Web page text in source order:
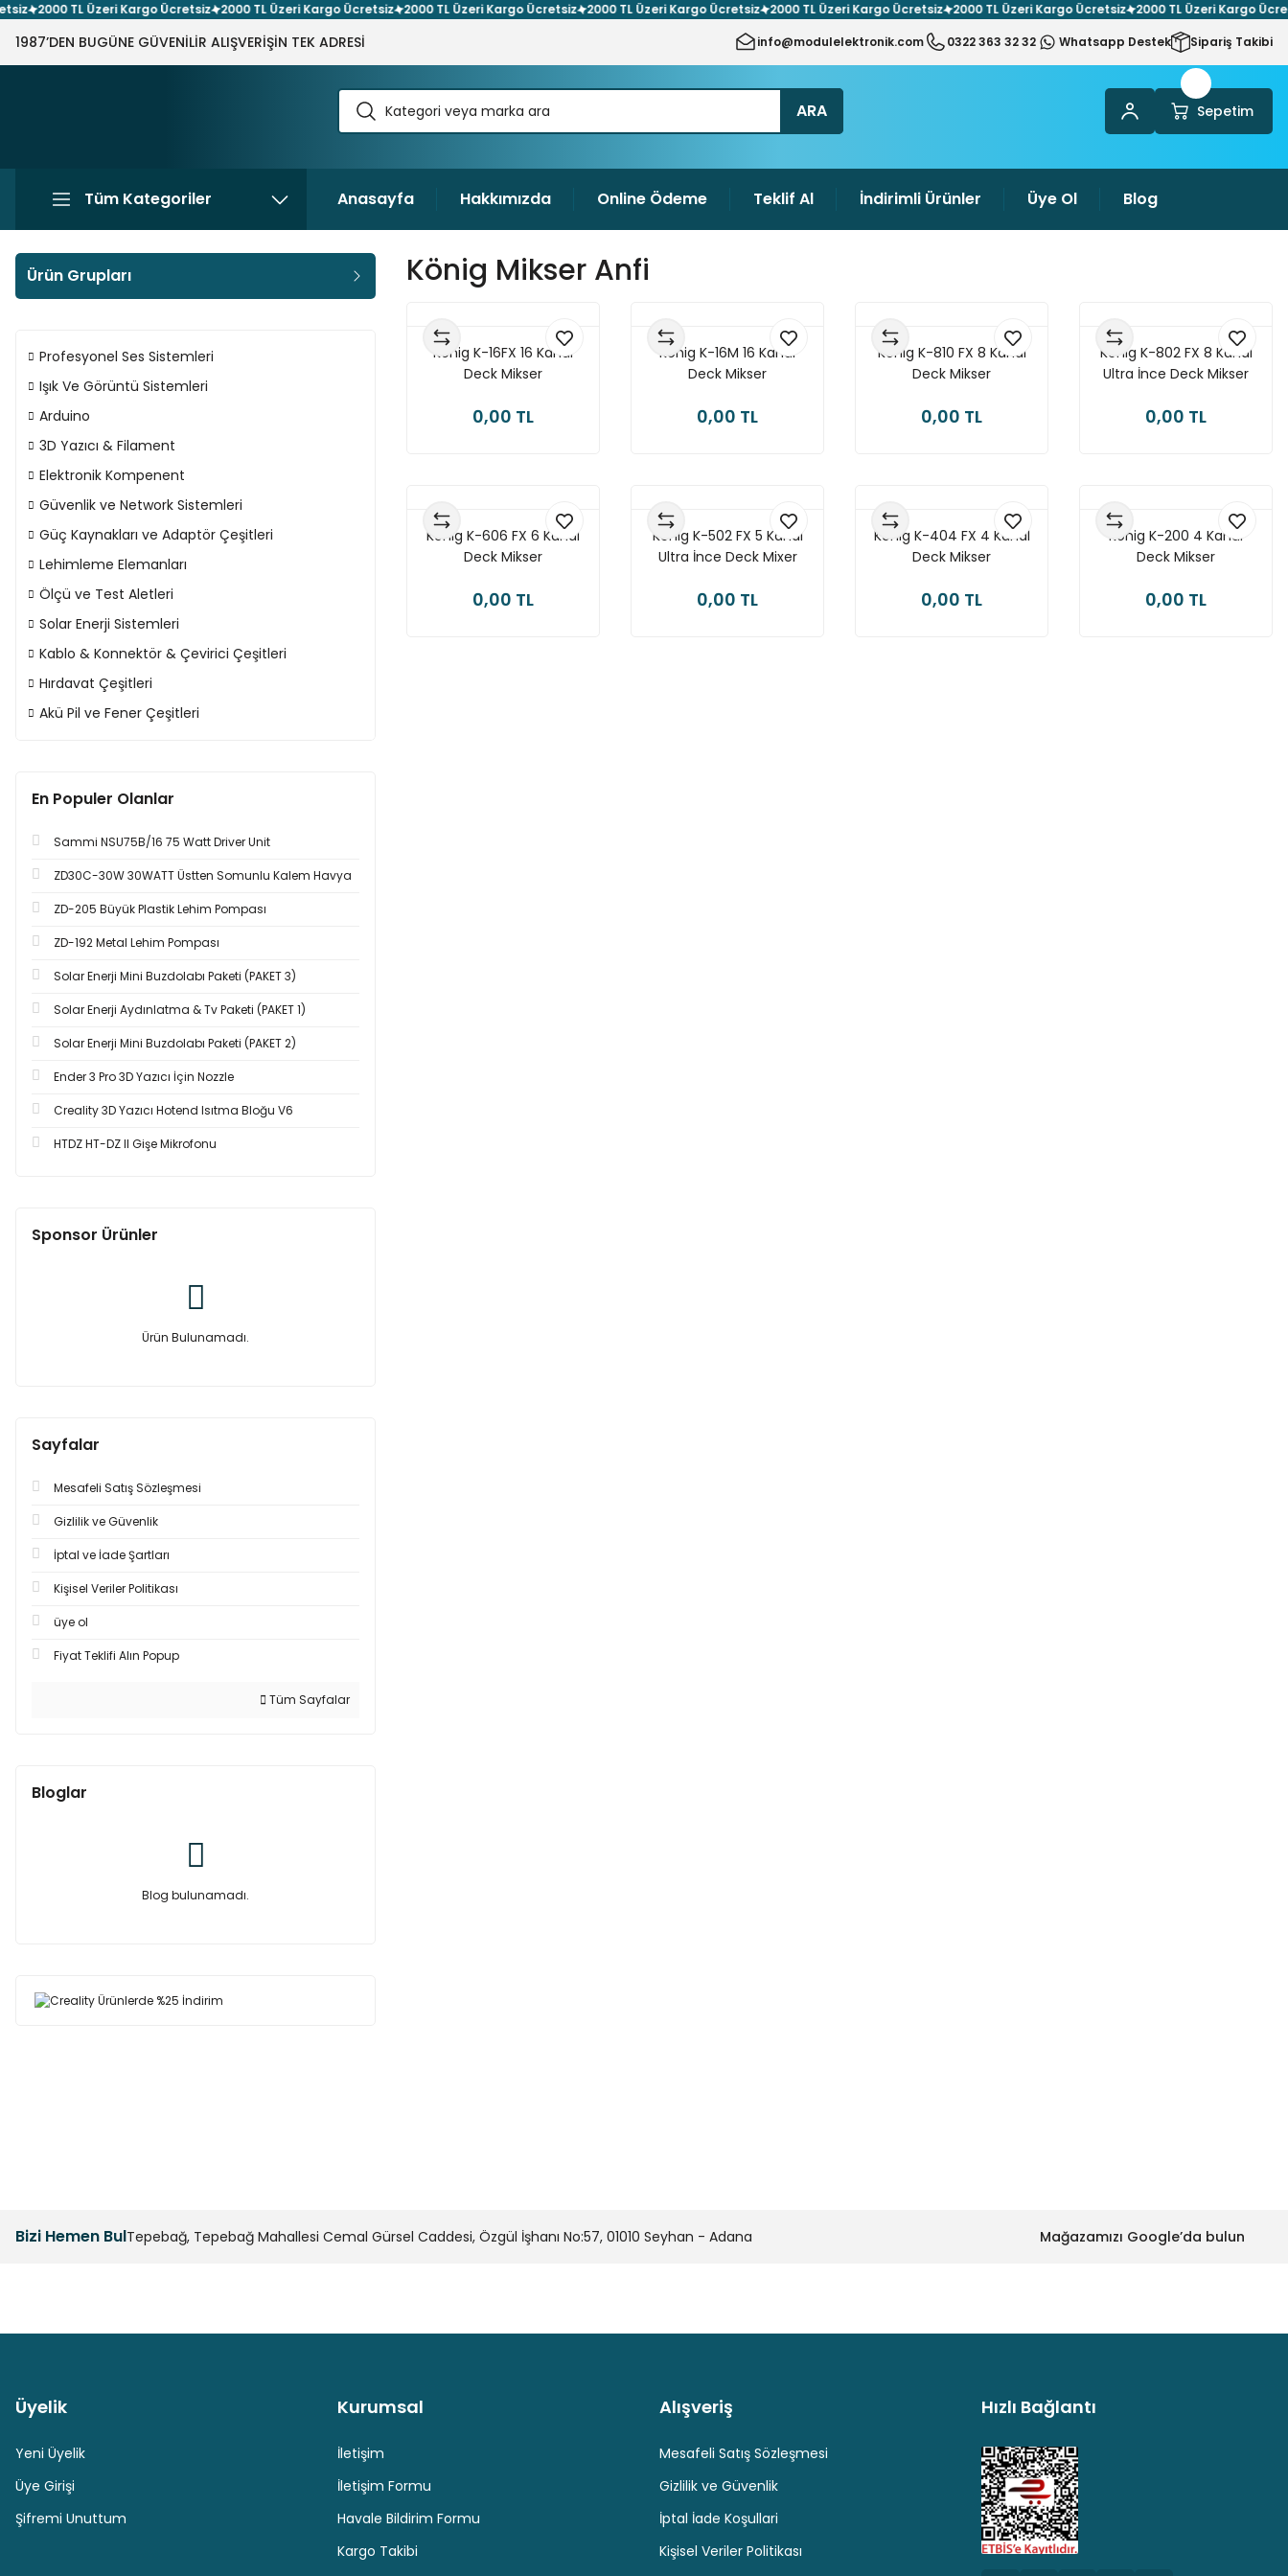
2000 TL Üzeri Kargo Ücretsiz 2000 TL Üzeri Kargo Ücretsiz 2000 TL Üzeri Kargo Ücretsiz 2000 TL Üzeri Kargo Ücretsiz 2000 TL Üzeri Kargo Ücretsiz 2000 TL Üzeri Kargo Ücretsiz 2000 TL Üzeri Kargo Ücretsiz
1987’DEN BUGÜNE GÜVENİLİR ALIŞVERİŞİN TEK ADRESİ info@modulelektronik.com 0322 363 32 32 Whatsapp Destek Sipariş Takibi
ARA Sepetim
Tüm Kategoriler Anasayfa Hakkımızda Online Ödeme Teklif Al İndirimli Ürünler Üye Ol Blog
Ürün Grupları
Profesyonel Ses Sistemleri
Işık Ve Görüntü Sistemleri
Arduino
3D Yazıcı & Filament
Elektronik Kompenent
Güvenlik ve Network Sistemleri
Güç Kaynakları ve Adaptör Çeşitleri
Lehimleme Elemanları
Ölçü ve Test Aletleri
Solar Enerji Sistemleri
Kablo & Konnektör & Çevirici Çeşitleri
Hırdavat Çeşitleri
Akü Pil ve Fener Çeşitleri
En Populer Olanlar
Sammi NSU75B/16 75 Watt Driver Unit
ZD30C-30W 30WATT Üstten Somunlu Kalem Havya
ZD-205 Büyük Plastik Lehim Pompası
ZD-192 Metal Lehim Pompası
Solar Enerji Mini Buzdolabı Paketi (PAKET 3)
Solar Enerji Aydınlatma & Tv Paketi (PAKET 1)
Solar Enerji Mini Buzdolabı Paketi (PAKET 2)
Ender 3 Pro 3D Yazıcı İçin Nozzle
Creality 3D Yazıcı Hotend Isıtma Bloğu V6
HTDZ HT-DZ II Gişe Mikrofonu
Sponsor Ürünler
Ürün Bulunamadı.
Sayfalar
Mesafeli Satış Sözleşmesi
Gizlilik ve Güvenlik
İptal ve İade Şartları
Kişisel Veriler Politikası
üye ol
Fiyat Teklifi Alın Popup
Tüm Sayfalar
Bloglar
Blog bulunamadı.
König Mikser Anfi
König K-16FX 16 Kanal
Deck Mikser
0,00 TL
König K-16M 16 Kanal
Deck Mikser
0,00 TL
König K-810 FX 8 Kanal
Deck Mikser
0,00 TL
König K-802 FX 8 Kanal
Ultra İnce Deck Mikser
0,00 TL
König K-606 FX 6 Kanal
Deck Mikser
0,00 TL
König K-502 FX 5 Kanal
Ultra İnce Deck Mixer
0,00 TL
König K-404 FX 4 Kanal
Deck Mikser
0,00 TL
König K-200 4 Kanal
Deck Mikser
0,00 TL
Bizi Hemen BulTepebağ, Tepebağ Mahallesi Cemal Gürsel Caddesi, Özgül İşhanı No:57, 01010 Seyhan - Adana Mağazamızı Google’da bulun
Güvenli Ödeme Hediyeli Ürün Seçenekleri
Üyelik
Yeni Üyelik
Üye Girişi
Şifremi Unuttum
Kurumsal
İletişim
İletişim Formu
Havale Bildirim Formu
Kargo Takibi
Alışveriş
Mesafeli Satış Sözleşmesi
Gizlilik ve Güvenlik
İptal İade Koşullari
Kişisel Veriler Politikası
Hızlı Bağlantı